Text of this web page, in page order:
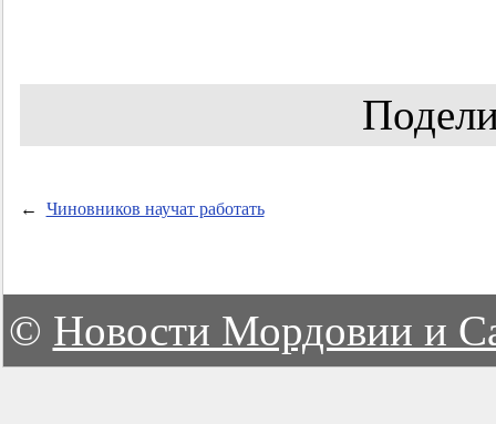
← Чиновников научат работать
© Новости Мордовии и